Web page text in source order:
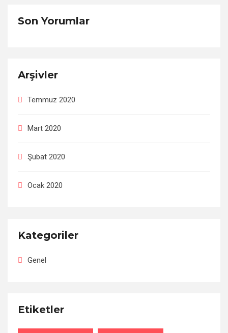
Son Yorumlar
Arşivler
Temmuz 2020
Mart 2020
Şubat 2020
Ocak 2020
Kategoriler
Genel
Etiketler